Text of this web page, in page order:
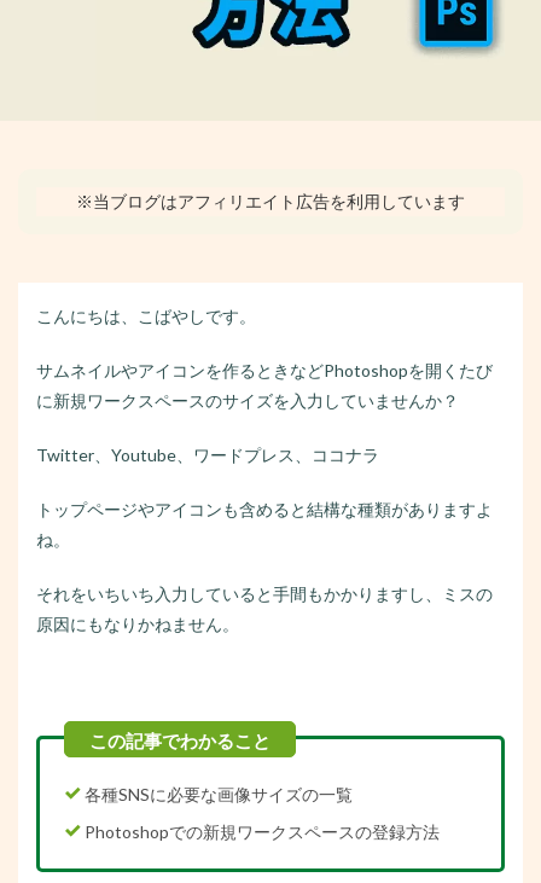
※当ブログはアフィリエイト広告を利用しています
こんにちは、こばやしです。
サムネイルやアイコンを作るときなどPhotoshopを開くたび
に新規ワークスペースのサイズを入力していませんか？
Twitter、Youtube、ワードプレス、ココナラ
トップページやアイコンも含めると結構な種類がありますよ
ね。
それをいちいち入力していると手間もかかりますし、ミスの
原因にもなりかねません。
各種SNSに必要な画像サイズの一覧
Photoshopでの新規ワークスペースの登録方法